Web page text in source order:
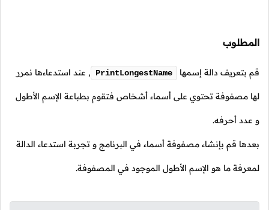
المطلوب
قم بتعريف دالة إسمها PrintLongestName
, عند استدعاءها نمرر
لها مصفوفة تحتوي على أسماء أشخاص فتقوم بطباعة الإسم الأطول
و عدد أحرفه.
بعدها قم بإنشاء مصفوفة أسماء في البرنامج و تجربة استدعاء الدالة
لمعرفة ما هو الإسم الأطول الموجود في المصفوفة.